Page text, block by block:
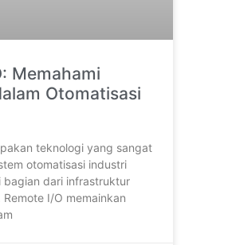
Memahami
Otomatisasi
teknologi yang sangat
otomatisasi industri
bagian dari infrastruktur
I/O memainkan